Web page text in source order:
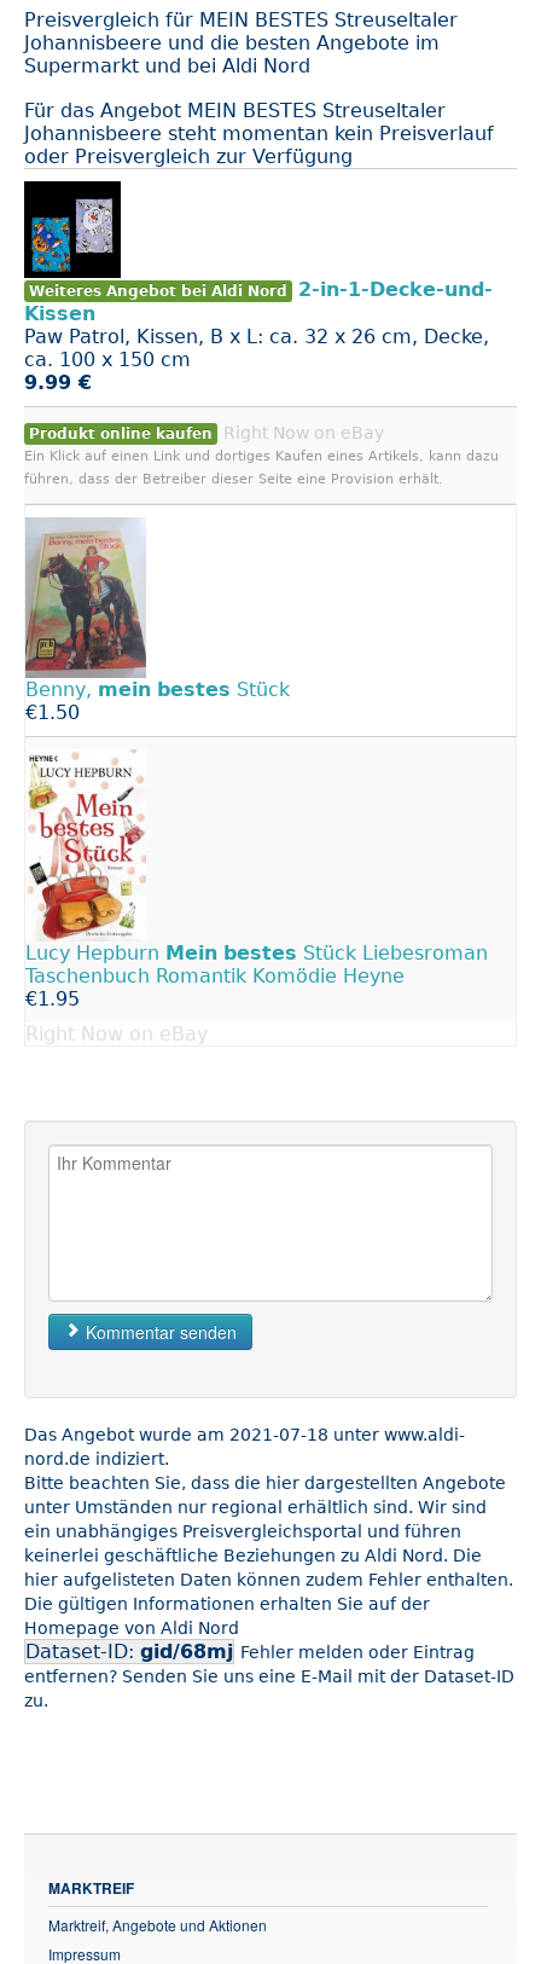
Preisvergleich für MEIN BESTES Streuseltaler
Johannisbeere und die besten Angebote im
Supermarkt und bei Aldi Nord
Für das Angebot MEIN BESTES Streuseltaler
Johannisbeere steht momentan kein Preisverlauf
oder Preisvergleich zur Verfügung
Weiteres Angebot bei Aldi Nord
2-in-1-Decke-und-
Kissen
Paw Patrol, Kissen, B x L: ca. 32 x 26 cm, Decke,
ca. 100 x 150 cm
9.99 €
Produkt online kaufen Right Now on eBay
Ein Klick auf einen Link und dortiges Kaufen eines Artikels, kann dazu
führen, dass der Betreiber dieser Seite eine Provision erhält.
Benny, mein bestes Stück
€1.50
Lucy Hepburn Mein bestes Stück Liebesroman
Taschenbuch Romantik Komödie Heyne
€1.95
Right Now on eBay
Kommentar senden
Das Angebot wurde am 2021-07-18 unter www.aldi-
nord.de indiziert.
Bitte beachten Sie, dass die hier dargestellten Angebote
unter Umständen nur regional erhältlich sind. Wir sind
ein unabhängiges Preisvergleichsportal und führen
keinerlei geschäftliche Beziehungen zu Aldi Nord. Die
hier aufgelisteten Daten können zudem Fehler enthalten.
Die gültigen Informationen erhalten Sie auf der
Homepage von Aldi Nord
Dataset-ID: gid/68mj Fehler melden oder Eintrag
entfernen? Senden Sie uns eine E-Mail mit der Dataset-ID
zu.
MARKTREIF
Marktreif, Angebote und Aktionen
Impressum